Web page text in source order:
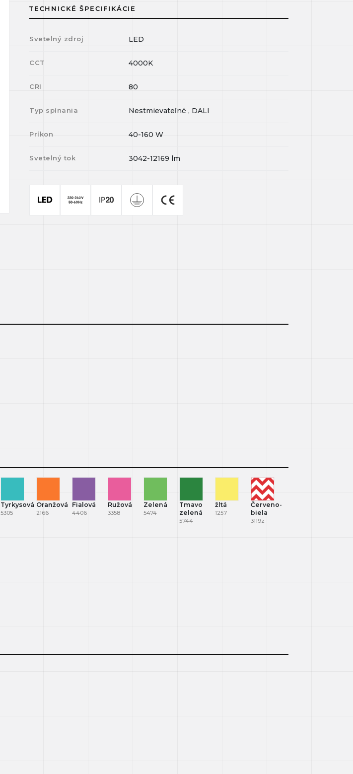
TECHNICKÉ ŠPECIFIKÁCIE
Svetelný zdroj LED
CCT 4000K
CRI 80
Typ spínania Nestmievateľné , DALI
Príkon 40-160 W
Svetelný tok 3042-12169 lm
Tyrkysová
5305
Oranžová
2166
Fialová
4406
Ružová
3358
Zelená
5474
Tmavo
zelená
5744
žltá
1257
Červeno-
biela
3119z